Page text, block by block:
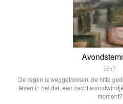
2017
De regen is weggetrokken, de hitte
leven in het dal, een zacht
moment?